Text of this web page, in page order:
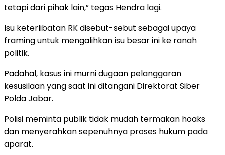
tetapi dari pihak lain,” tegas Hendra lagi.
Isu keterlibatan RK disebut-sebut sebagai upaya
framing untuk mengalihkan isu besar ini ke ranah
politik.
Padahal, kasus ini murni dugaan pelanggaran
kesusilaan yang saat ini ditangani Direktorat Siber
Polda Jabar.
Polisi meminta publik tidak mudah termakan hoaks
dan menyerahkan sepenuhnya proses hukum pada
aparat.